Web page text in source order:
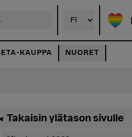
KAUPPA NUORET
Takaisin ylätason sivulle